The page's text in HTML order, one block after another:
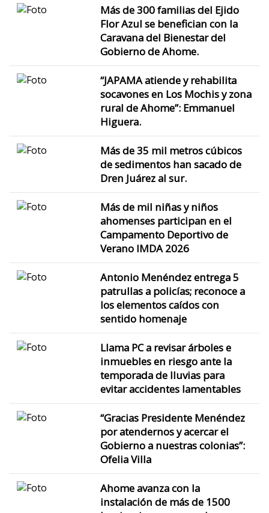
Más de 300 familias del Ejido
Flor Azul se benefician con la
Caravana del Bienestar del
Gobierno de Ahome.
“JAPAMA atiende y rehabilita
socavones en Los Mochis y zona
rural de Ahome”: Emmanuel
Higuera.
Más de 35 mil metros cúbicos
de sedimentos han sacado de
Dren Juárez al sur.
Más de mil niñas y niños
ahomenses participan en el
Campamento Deportivo de
Verano IMDA 2026
Antonio Menéndez entrega 5
patrullas a policías; reconoce a
los elementos caídos con
sentido homenaje
Llama PC a revisar árboles e
inmuebles en riesgo ante la
temporada de lluvias para
evitar accidentes lamentables
“Gracias Presidente Menéndez
por atendernos y acercar el
Gobierno a nuestras colonias”:
Ofelia Villa
Ahome avanza con la
instalación de más de 1500